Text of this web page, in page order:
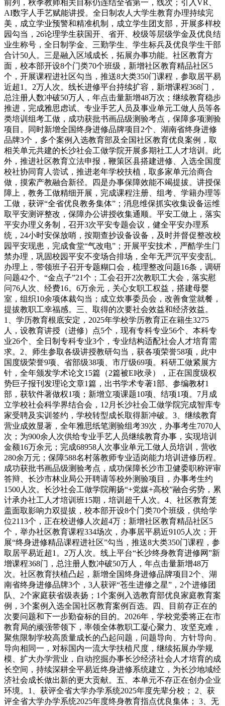
前列，秋季教师相关目标仍连结全省第一，线次；引入VR、
AI数字人手艺赋能讲授。全日制农人大学生教育办理持续完
美，成立学业预警和精准机制，成立学生团支部，开展多样校
园勾当，26论理学生获国开、省开、校级等层级学金及优良结
业生称号，全日制学金、三勤学生、学生标兵及优良学生干部
合计50人。三是融入区域成长，拓展办事功能。社区教育方
面，校本部开设8个门类70个班级，新增社区教育精品社区5
个，开展课程进社区勾当，推送8大类350门课程，参取居平易
近超1。2万人次。线长进修平台持续扩容，新增课程368门，
总注册人数冲破50万人，年点击量新增48万次；继续教育稳步
推进，完成雅思虑试、专业手艺人员及事业单元工做人员等各
类培训组考工做，成功获批书画品级测验考点，保障多项测验
项目。同时新增全国终身进修品牌项目2个、湖南省终身进修
品牌3个，多个案例入选教育部及全国社区教育优良案例，取
相关单元共建的长沙社会工做学院开展多期社工人才培训。此
外，推进社区教育立法申报，鞭策区县搭建进修、入选全国度
校社协同育人尝试，推进老年学校扶植，取多家单元洽商合
做，摸索产教融合新径。四是办事保障效能不竭提拔。讲授保
障上，教务工做精细开展，完成课程注册、组考、学籍办理等
工做，获评“全省优良教务集体”；消息维保抓实收集设备运维
取平安测评整改，保障办公讲授收集通顺。平安工做上，落实
平安办理义务制，召开3次平安专题会议，健全平安办理系
统，24小时安保放哨，按期查抄设备设备，及时并督促整改校
园平安现患，完成食堂“气改电”；开展平安技术，严酷学生门
禁办理，巩固校园平安不变场合排场，全年无严沉平安变乱。
办理上，带领班子召开专题糊口会，梳理整改问题16条，调研
问题42个、“金点子”21个；工会召开2次教职工大会，落实慰
问76人次、经费16。6万余元，关心女职工权益，搭建母婴
室，组织10余项体裁勾当；成立炊事委员会，改善食堂就餐，
提拔教职工幸福感。三、取得的次要社会效益和经济效益。
1、学历教育根底安定，2025年学校学历教育正在籍生3275
人，设教育讲授（进修）点5个，现有专科专业56个、本科专
业26个、全日制专科专业3个，专业结构适配社会人才培育需
求。2、师生参取各级讲授教研勾当，获各项荣誉58项，此中
国度级荣誉9项、省部级38项、市厅级69项。科研工做紧展方
针，全年颁发学术论文15篇（2篇被EI收录），正在国度级权
势巨子报刊发理论文章1篇，出书学术专著1部、参编教材1
部，获软件著做权1项；新增立项课题10项、结项1项。7月成
立学校社会科学界结合会，12月长沙社会工做学院完成智库专
家受聘及实训签约，学校转型成长取得新冲破。3、继续教育
营业成效显著，全年雅思纸笔测验组考39次，办事考生7070人
次；为900余人次供给专业手艺人员继续教育办事，实现培训
金额16万余元；完成68958人次事业单元工做人员培训，营收
280余万元；保障588名村落教师专业适岗能力培训进修历程。
成功获批书画品级测验考点，成功保障长沙市卫健委职称评审
答辩、长沙市林业局公开聘请等校外测验项目，办事考生约
1500人次。长沙社会工做学院阐扬“+党媒+高校”融合劣势，累
计承办社工人才培训班15期，培训超千人次。4、社区教育笼
盖面取影响力双提拔，校本部开设8个门类70个班级，供给学
位2113个，正在校进修人次超4万；新增社区教育精品社区5
个，举办社区教育课程334场次，办事居平易近9105人次；开
展“终身进修精品课程进社区”勾当，推送8大类350门课程，参
取居平易近超1。2万人次。线上平台“长沙终身教育进修网”新
增课程368门，总注册人数冲破50万人，年点击量新增48万
次。社区教育扶植凸起，新增全国终身进修品牌项目2个、湖
南省终身进修品牌3个，3人获评“苍生进修之星”，2个进修团
队、2个家庭获省级表扬；1个案例入选教育部优良家庭教育案
例，3个案例入选全国社区教育案例百选。四、目前存正在的
次要问题和下一步勤奋标的目的。2026年，学校党委将正在市
教育局的顽强带领下，率领全体教职工凝心聚力、攻坚克难，
聚焦限制学校高质量成长的凸起问题，问题导向、方针导向、
导向相同一，对标国内一流大学扶植尺度，继续拓展办学规
模、扩大办学营业，自动挖掘办事长沙经济社会人才培育的成
长空间，持续深耕全平易近终身进修系统建立，为长沙地域经
济社会成长做出新的更大贡献。五、本单元不存正在创办企业
环境。1、获评全省大学办学系统2025年度先辈分校； 2、获
评全省大学办学系统2025年度终身教育指点优良集体； 3、无